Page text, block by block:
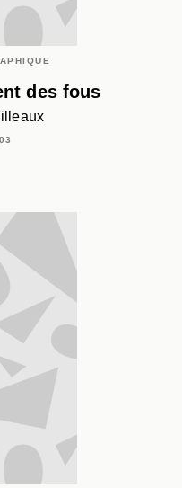
des fous